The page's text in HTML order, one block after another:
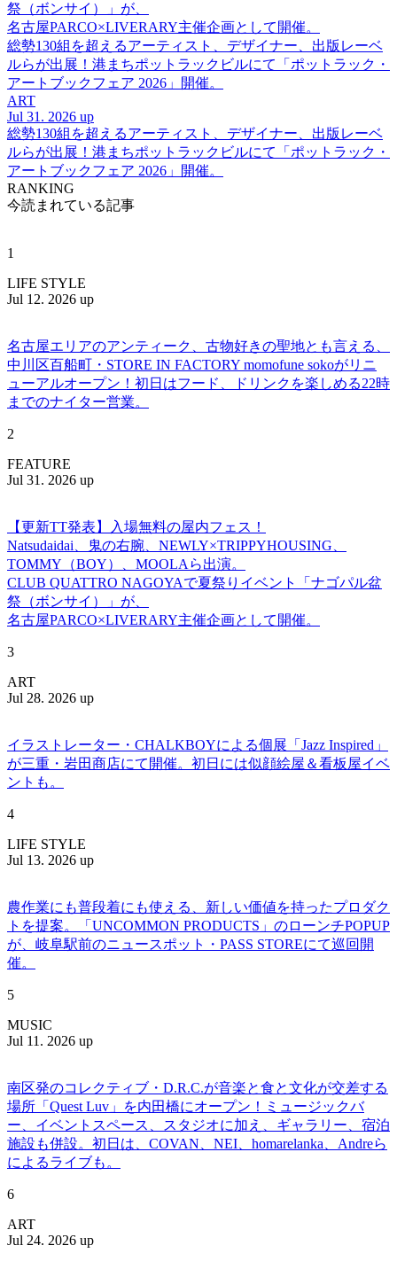
祭（ボンサイ）」が、
名古屋PARCO×LIVERARY主催企画として開催。
総勢130組を超えるアーティスト、デザイナー、出版レーベ
ルらが出展！港まちポットラックビルにて「ポットラック・
アートブックフェア 2026」開催。
ART
Jul 31. 2026 up
総勢130組を超えるアーティスト、デザイナー、出版レーベ
ルらが出展！港まちポットラックビルにて「ポットラック・
アートブックフェア 2026」開催。
RANKING
今読まれている記事
1
LIFE STYLE
Jul 12. 2026 up
名古屋エリアのアンティーク、古物好きの聖地とも言える、
中川区百船町・STORE IN FACTORY momofune sokoがリニ
ューアルオープン！初日はフード、ドリンクを楽しめる22時
までのナイター営業。
2
FEATURE
Jul 31. 2026 up
【更新TT発表】入場無料の屋内フェス！
Natsudaidai、鬼の右腕、NEWLY×TRIPPYHOUSING、
TOMMY（BOY）、MOOLAら出演。
CLUB QUATTRO NAGOYAで夏祭りイベント「ナゴパル盆
祭（ボンサイ）」が、
名古屋PARCO×LIVERARY主催企画として開催。
3
ART
Jul 28. 2026 up
イラストレーター・CHALKBOYによる個展「Jazz Inspired」
が三重・岩田商店にて開催。初日には似顔絵屋＆看板屋イベ
ントも。
4
LIFE STYLE
Jul 13. 2026 up
農作業にも普段着にも使える、新しい価値を持ったプロダク
トを提案。「UNCOMMON PRODUCTS」のローンチPOPUP
が、岐阜駅前のニュースポット・PASS STOREにて巡回開
催。
5
MUSIC
Jul 11. 2026 up
南区発のコレクティブ・D.R.C.が⾳楽と⾷と⽂化が交差する
場所「Quest Luv」を内田橋にオープン！ミュージックバ
ー、イベントスペース、スタジオに加え、ギャラリー、宿泊
施設も併設。初日は、COVAN、NEI、homarelanka、Andreら
によるライブも。
6
ART
Jul 24. 2026 up